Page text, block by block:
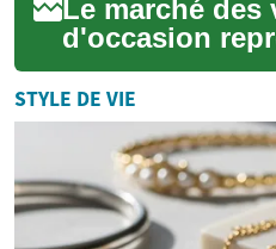
Le marché des
d'occasion
excellente
les acheteurs
acquérir un
STYLE DE VIE